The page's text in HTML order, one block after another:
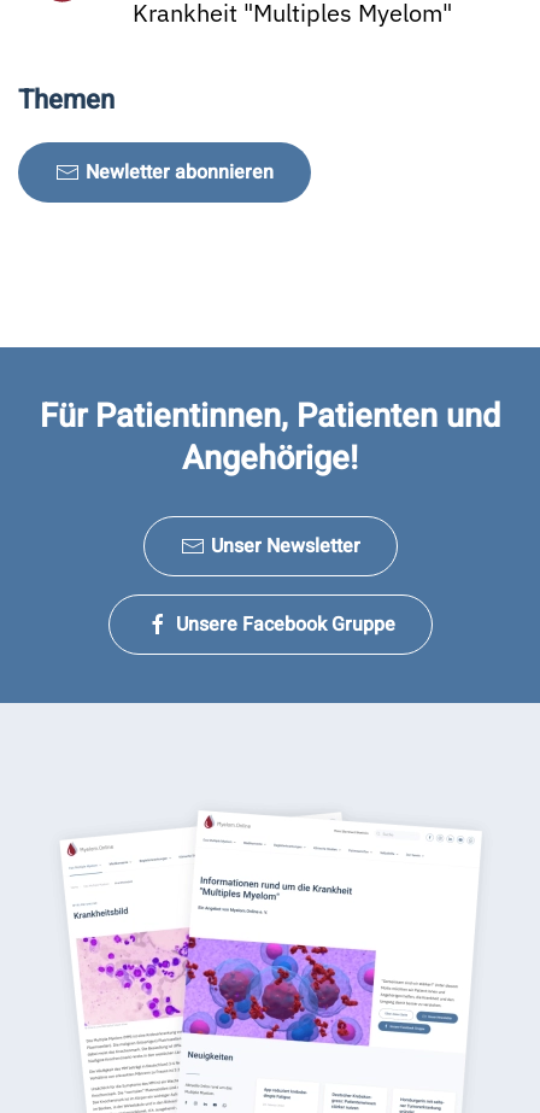
Krankheit "Multiples Myelom"
Themen
Newletter abonnieren
Für Patientinnen, Patienten und
Angehörige!
Unser Newsletter
Unsere Facebook Gruppe